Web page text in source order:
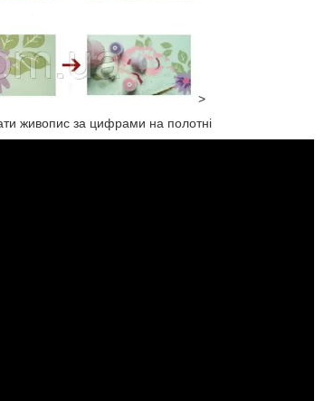
>
живопис за цифрами на полотні